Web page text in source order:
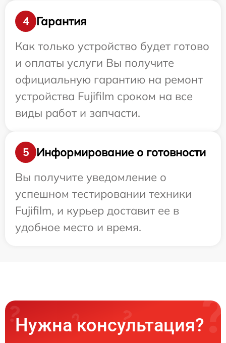
4
Гарантия
Как только устройство будет готово
и оплаты услуги Вы получите
официальную гарантию на ремонт
устройства Fujifilm сроком на все
виды работ и запчасти.
5
Информирование о готовности
Вы получите уведомление о
успешном тестировании техники
Fujifilm, и курьер доставит ее в
удобное место и время.
Нужна консультация?